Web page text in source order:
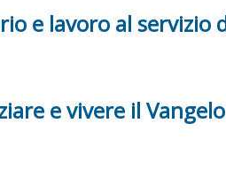
e lavoro al servizio
e vivere il